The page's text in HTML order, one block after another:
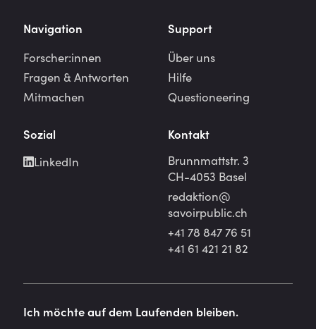
Navigation
Forscher:innen
Fragen & Antworten
Mitmachen
Support
Über uns
Hilfe
Questioneering
Sozial
LinkedIn
Kontakt
Brunnmattstr. 3
CH-4053 Basel
redaktion@
savoirpublic.ch
+41 78 847 76 51
+41 61 421 21 82
Ich möchte auf dem Laufenden bleiben.